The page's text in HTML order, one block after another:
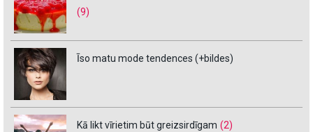
(9)
Īso matu mode tendences (+bildes)
Kā likt vīrietim būt greizsirdīgam (2)